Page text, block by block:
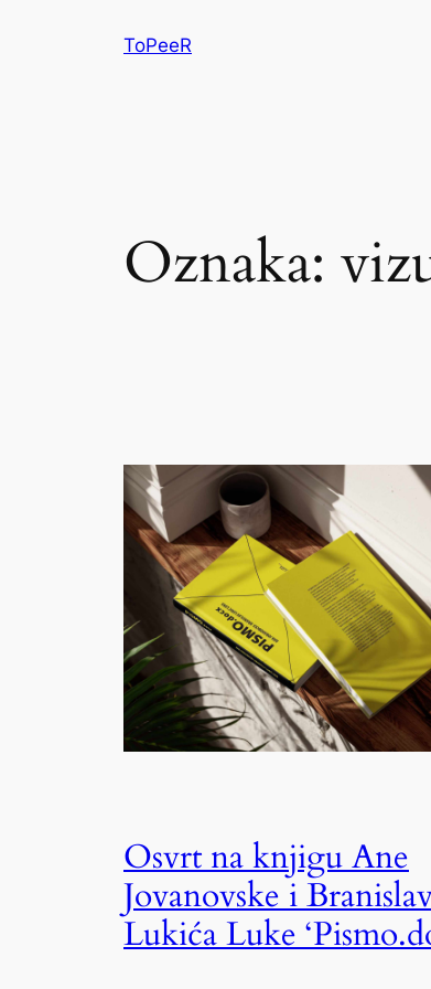
ToPeeR
Oznaka:
Osvrt na knjigu Ane
Jovanovske i
Lukića Luke